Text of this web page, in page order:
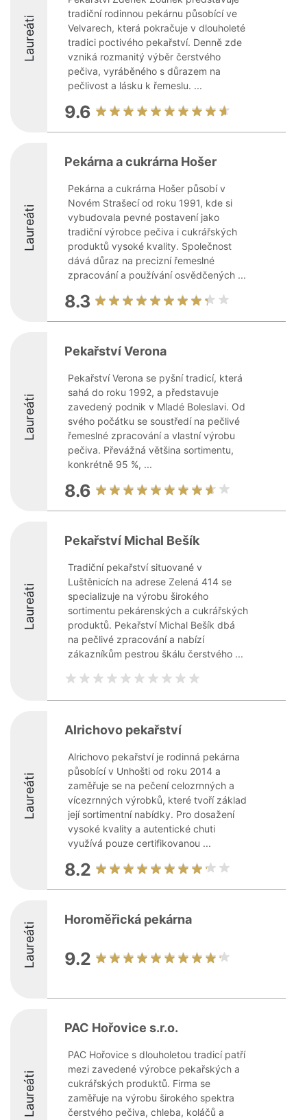
Laureáti
tradiční rodinnou pekárnu působící ve
Velvarech, která pokračuje v dlouholeté
tradici poctivého pekařství. Denně zde
vzniká rozmanitý výběr čerstvého
pečiva, vyráběného s důrazem na
pečlivost a lásku k řemeslu. ...
9.6
Laureáti
Pekárna a cukrárna Hošer
Pekárna a cukrárna Hošer působí v
Novém Strašecí od roku 1991, kde si
vybudovala pevné postavení jako
tradiční výrobce pečiva i cukrářských
produktů vysoké kvality. Společnost
dává důraz na precizní řemeslné
zpracování a používání osvědčených ...
8.3
Laureáti
Pekařství Verona
Pekařství Verona se pyšní tradicí, která
sahá do roku 1992, a představuje
zavedený podnik v Mladé Boleslavi. Od
svého počátku se soustředí na pečlivé
řemeslné zpracování a vlastní výrobu
pečiva. Převážná většina sortimentu,
konkrétně 95 %, ...
8.6
Laureáti
Pekařství Michal Bešík
Tradiční pekařství situované v
Luštěnicích na adrese Zelená 414 se
specializuje na výrobu širokého
sortimentu pekárenských a cukrářských
produktů. Pekařství Michal Bešík dbá
na pečlivé zpracování a nabízí
zákazníkům pestrou škálu čerstvého ...
Laureáti
Alrichovo pekařství
Alrichovo pekařství je rodinná pekárna
působící v Unhošti od roku 2014 a
zaměřuje se na pečení celozrnných a
vícezrnných výrobků, které tvoří základ
její sortimentní nabídky. Pro dosažení
vysoké kvality a autentické chuti
využívá pouze certifikovanou ...
8.2
Laureáti
Horoměřická pekárna
9.2
Laureáti
PAC Hořovice s.r.o.
PAC Hořovice s dlouholetou tradicí patří
mezi zavedené výrobce pekařských a
cukrářských produktů. Firma se
zaměřuje na výrobu širokého spektra
čerstvého pečiva, chleba, koláčů a